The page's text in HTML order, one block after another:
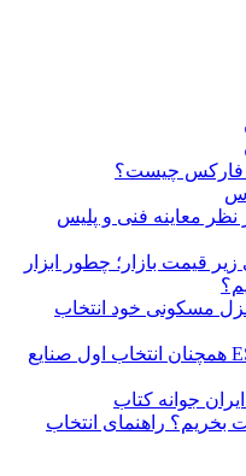
فارکس چیست؟
معاینه فنی و پلیس
قیمت بازار؛ چطور ابزار
مسکونی خود انتخاب
چرا محصولات جوشکاری ESAB همچنان انتخاب اول صنایع
جوانه کتاب
بخریم؟ راهنمای انتخاب